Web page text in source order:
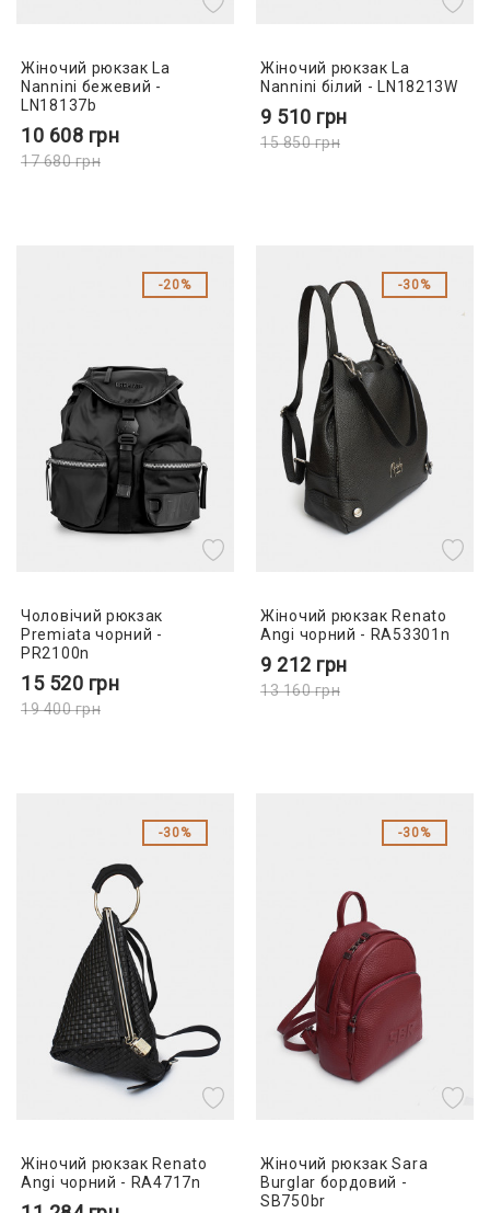
Жіночий рюкзак La
Nannini бежевий -
LN18137b
10 608 грн
17 680грн
Жіночий рюкзак La
Nannini білий - LN18213W
9 510 грн
15 850грн
20%
Чоловічий рюкзак
Premiata чорний -
PR2100n
15 520 грн
19 400грн
30%
Жіночий рюкзак Renato
Angi чорний - RA53301n
9 212 грн
13 160грн
30%
Жіночий рюкзак Renato
Angi чорний - RA4717n
30%
Жіночий рюкзак Sara
Burglar бордовий -
SB750br